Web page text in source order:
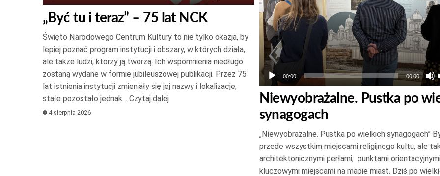
strzałek
góry
oraz
do
dołu
aby
zwiększyć
zmniejszyć
„Być tu i teraz” – 75 lat NCK
Święto Narodowego Centrum Kultury to nie tylko okazja, by
lepiej poznać program instytucji i obszary, w których działa,
ale także ludzi, którzy ją tworzą. Ich wspomnienia niedługo
zostaną wydane w formie jubileuszowej publikacji. Przez 75
lat istnienia instytucji zmieniały się jej nazwy i lokalizacje;
stałe pozostało jednak… Czytaj dalej
4 sierpnia 2026
00:00 00:00
Niewyobrażalne. Pustka po
synagogach
„Niewyobrażalne. Pustka po wielkich synagogach”
przede wszystkim miejscami religijnego kultu, ale
architektonicznymi perłami, punktami
kluczowymi miejscami na mapie miast. Dziś po